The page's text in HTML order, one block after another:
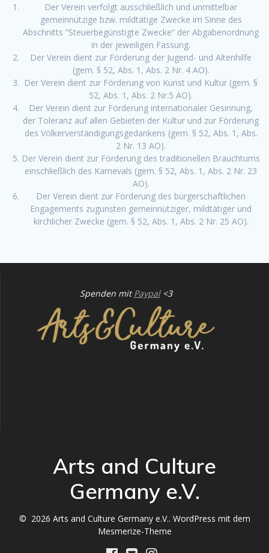
Der Verein verfolgt ausschließlich und unmittelbar
gemeinnützige bzw. mildtätige Zwecke im Sinne des
Abschnitts “Steuerbegünstigte Zwecke“ der Abgabenordnung
in der jeweiligen Fassung.
Der Verein dient zur Förderung der Jugend- und Altenhilfe
(gem. § 52, Abs. 1, Abs. 2 Nr. 4 AO).
Der Verein dient zur Förderung von Kunst und Kultur (gem. §
52, Abs. 1, Abs. 2 Nr.5 AO).
Der Verein dient zur Förderung internationaler Gesinnung,
der Toleranz auf allen Gebieten der Kultur und zur Förderung
des Völkerverständigungsgedankens (gem. § 52, Abs. 1, Abs.
2 Nr. 13 AO).
Der Verein dient zur Förderung des traditionellen Brauchtums
einschließlich des Karnevals (gem. § 52, Abs. 1, Abs. 2 Nr. 23
AO).
Der Verein dient zur Förderung des bürgerschaftlichen
Engagements zugunsten gemeinnütziger, mildtätiger und
kirchlicher Zwecke (gem. § 52, Abs. 1, Abs. 2 Nr. 25 AO).
Spenden mitPaypal<3
Arts and Culture
Germany e.V.
© 2026 Arts and Culture Germany e.V.. WordPress mit dem
Mesmerize-Theme